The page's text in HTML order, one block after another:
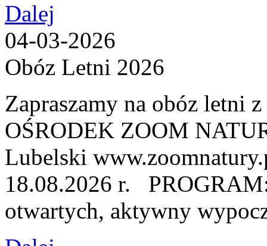
Dalej
04-03-2026
Obóz Letni 2026
Zapraszamy na obóz letni
OŚRODEK ZOOM
Lubelski
18.08.2026 r.
otwartych, aktywny